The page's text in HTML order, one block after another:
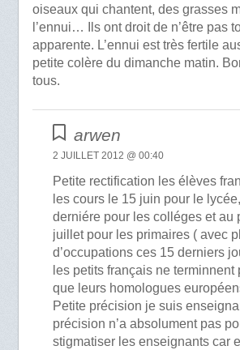
oiseaux qui chantent, des grasses
l’ennui… Ils ont droit de n’être pas
apparente. L’ennui est très fertile
petite colère du dimanche matin.
tous.
arwen
2 JUILLET 2012 @ 00:40
Petite rectification les élèves
les cours le 15 juin pour le
derniére pour les colléges et au
juillet pour les primaires ( avec
d’occupations ces 15 derniers
les petits français ne terminnent
que leurs homologues
Petite précision je suis
précision n’a absolument pas
stigmatiser les enseignants car